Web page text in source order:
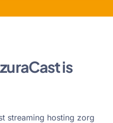
is
streaming hosting zorg